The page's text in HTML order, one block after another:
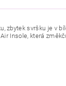
zbytek svršku je v
Insole, která